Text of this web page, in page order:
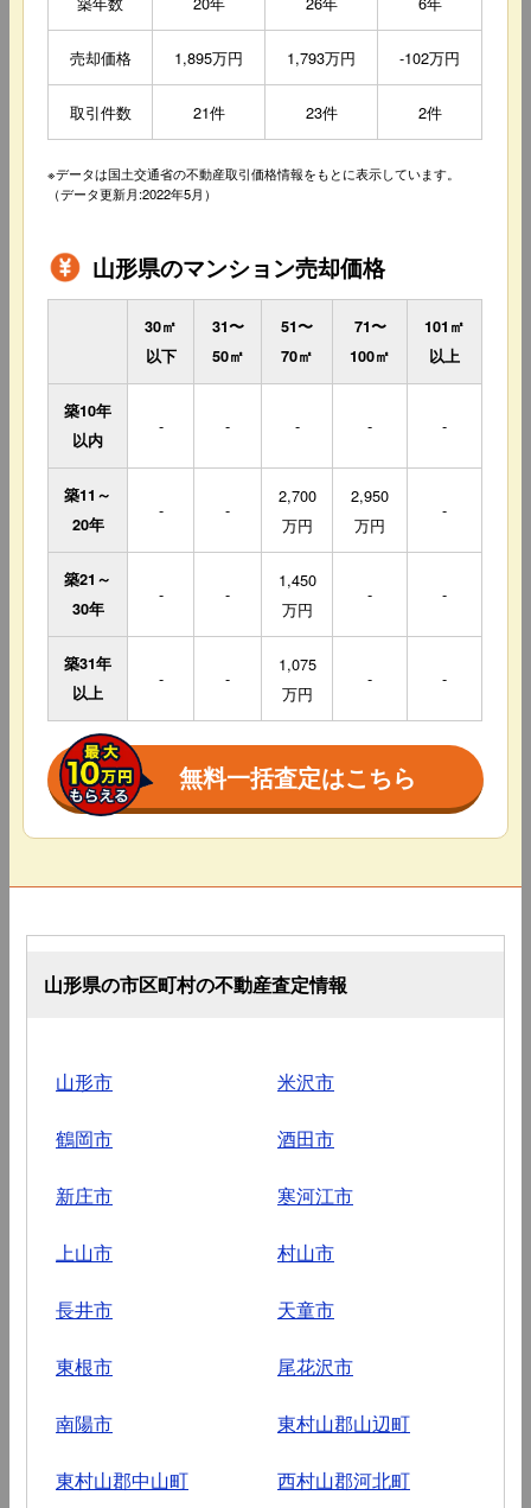
売却価格 1,895万円 1,793万円 -102万円
取引件数 21件 23件 2件
※データは国土交通省の不動産取引価格情報をもとに表示しています。
（データ更新月:2022年5月）
山形県のマンション売却価格
30㎡
以下
31〜
50㎡
51〜
70㎡
71〜
100㎡
101㎡
以上
築10年
以内
- - - - -
築11～
20年
- -
2,700
万円
2,950
万円
-
築21～
30年
- -
1,450
万円
- -
築31年
以上
- -
1,075
万円
- -
無料一括査定はこちら
山形県の市区町村の不動産査定情報
山形市 米沢市
鶴岡市 酒田市
新庄市 寒河江市
上山市 村山市
長井市 天童市
東根市 尾花沢市
南陽市 東村山郡山辺町
東村山郡中山町 西村山郡河北町